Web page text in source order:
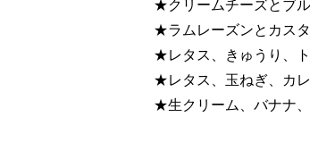
★クリームチーズとブ
★ラムレーズンとカス
★レタス、きゅうり、
★レタス、玉ねぎ、カ
★生クリーム、バナナ